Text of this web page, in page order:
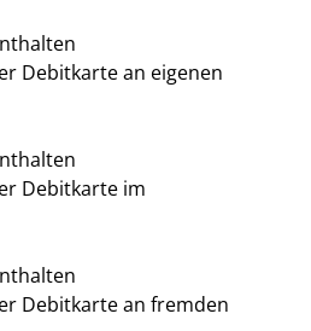
Debitkarte an eigenen
Debitkarte im
Debitkarte an fremden